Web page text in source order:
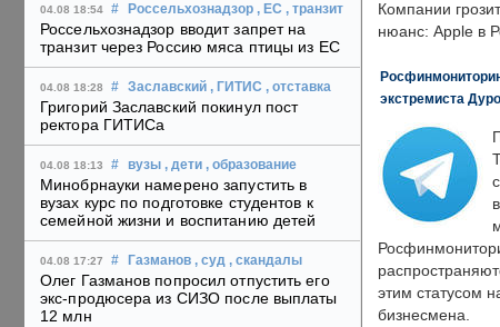
04.08 18:54 # Россельхознадзор , ЕС , транзит
Россельхознадзор вводит запрет на
транзит через Россию мяса птицы из ЕС
04.08 18:28 # Заславский , ГИТИС , отставка
Григорий Заславский покинул пост
ректора ГИТИСа
04.08 18:13 # вузы , дети , образование
Минобрнауки намерено запустить в
вузах курс по подготовке студентов к
семейной жизни и воспитанию детей
04.08 17:27 # Газманов , суд , скандалы
Олег Газманов попросил отпустить его
экс-продюсера из СИЗО после выплаты
12 млн
Компании
нюанс: Apple в
экстремиста
этим статусом
бизнесмена.